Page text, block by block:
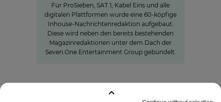
Für ProSieben, SAT.1, Kabel Eins und alle
digitalen Plattformen wurde eine 60-köpfige
Inhouse-Nachrichtenredaktion aufgebaut.
Diese wird neben den bereits bestehenden
Magazinredaktionen unter dem Dach der
Seven.One Entertainment Group gebündelt.